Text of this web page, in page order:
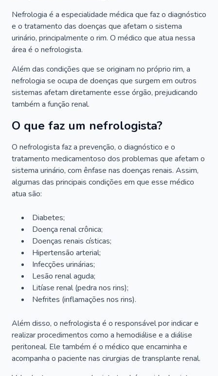
Nefrologia é a especialidade médica que faz o diagnóstico
e o tratamento das doenças que afetam o sistema
urinário, principalmente o rim. O médico que atua nessa
área é o nefrologista.
Além das condições que se originam no próprio rim, a
nefrologia se ocupa de doenças que surgem em outros
sistemas afetam diretamente esse órgão, prejudicando
também a função renal.
O que faz um nefrologista?
O nefrologista faz a prevenção, o diagnóstico e o
tratamento medicamentoso dos problemas que afetam o
sistema urinário, com ênfase nas doenças renais. Assim,
algumas das principais condições em que esse médico
atua são:
Diabetes;
Doença renal crônica;
Doenças renais císticas;
Hipertensão arterial;
Infecções urinárias;
Lesão renal aguda;
Litíase renal (pedra nos rins);
Nefrites (inflamações nos rins).
Além disso, o nefrologista é o responsável por indicar e
realizar procedimentos como a hemodiálise e a diálise
peritoneal. Ele também é o médico que encaminha e
acompanha o paciente nas cirurgias de transplante renal.